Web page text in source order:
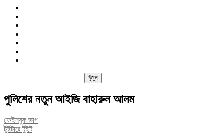
পুলিশের নতুন আইজি বাহারুল আলম
ফেইসবুক ভাগ
টুইটারে টুইট